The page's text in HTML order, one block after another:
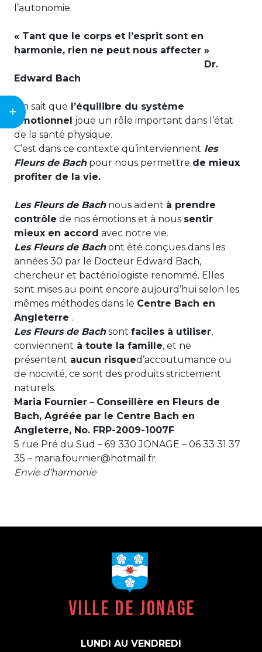
+
l’autonomie.
« Tant que le corps et l’esprit sont en
harmonie, rien ne peut nous affecter »
Dr.
Edward Bach
On sait que l’équilibre du système
émotionnel joue un rôle important dans l’état
de la santé physique.
C’est dans ce contexte qu’interviennent les
Fleurs de Bachpour nous permettre de mieux
profiter de la vie.
Les Fleurs de Bachnous aident à prendre
contrôle de nos émotions et à nous sentir
mieux en accord avec notre vie.
Les Fleurs de Bachont été conçues dans les
années 30 par le Docteur Edward Bach,
chercheur et bactériologiste renommé. Elles
sont mises au point encore aujourd’hui selon les
mêmes méthodes dans le Centre Bach en
Angleterre .
Les Fleurs de Bachsont faciles à utiliser,
conviennent à toute la famille, et ne
présentent aucun risqued’accoutumance ou
de nocivité, ce sont des produits strictement
naturels.
Maria Fournier – Conseillère en Fleurs de
Bach, Agréée par le Centre Bach en
Angleterre, No. FRP-2009-1007F
5 rue Pré du Sud – 69 330 JONAGE – 06 33 31 37
35 – maria.fournier@hotmail.fr
Envie d’harmonie
LUNDI AU VENDREDI